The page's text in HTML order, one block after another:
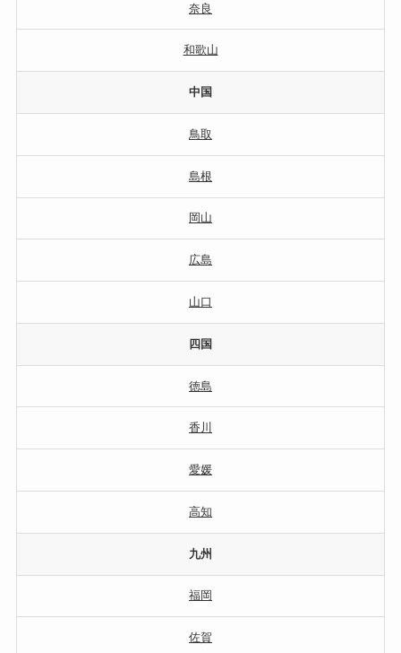
奈良
和歌山
中国
鳥取
島根
岡山
広島
山口
四国
徳島
香川
愛媛
高知
九州
福岡
佐賀